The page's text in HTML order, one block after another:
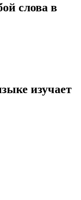
слова в
изучает